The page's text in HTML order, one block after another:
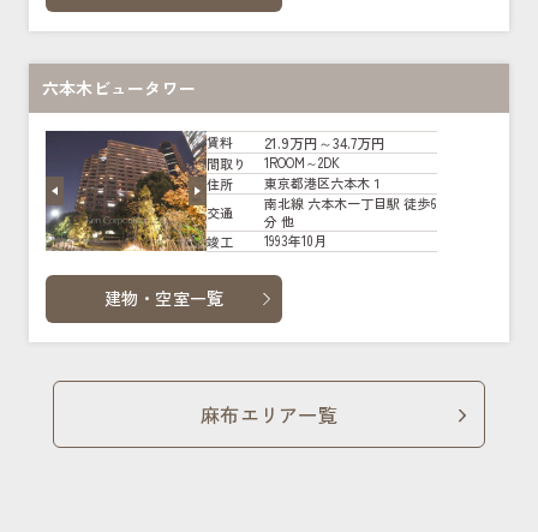
六本木ビュータワー
賃料 21.9万円～34.7万円
間取り
1ROOM～2DK
住所
東京都港区六本木１
交通
南北線 六本木一丁目駅 徒歩6
分 他
竣工
1993年10月
建物・空室一覧
麻布エリア一覧